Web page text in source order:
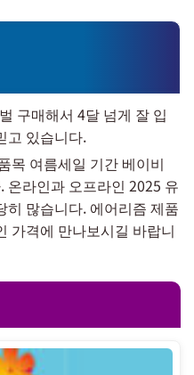
구매해서 4달 넘게 잘 입
고 있습니다.
목 여름세일 기간 베이비
온라인과 오프라인 2025 유
히 많습니다. 에어리즘 제품
가격에 만나보시길 바랍니